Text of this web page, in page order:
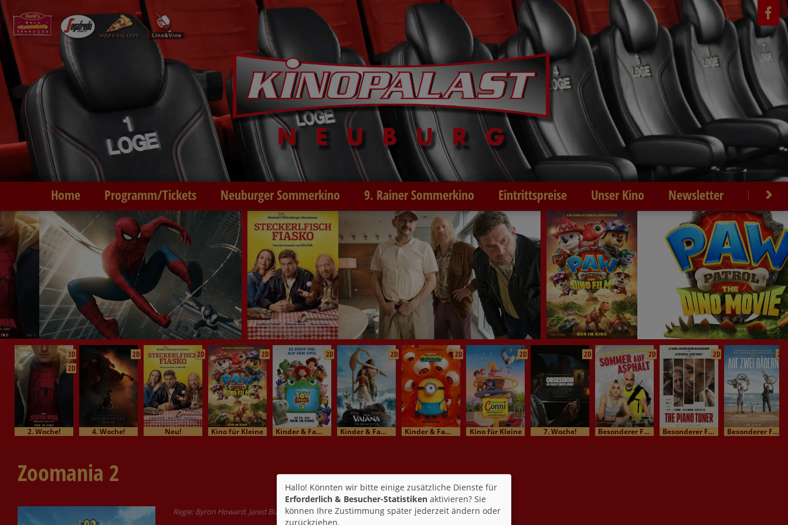
Home Programm/Tickets Neuburger Sommerkino 9. Rainer Sommerkino Eintrittspreise Unser Kino Newsletter Kontakt
3D
2D
2. Woche!
2D
4. Woche!
2D
Neu!
2D
Kino für Kleine
2D
Kinder & Familienkino
2D
Kinder & Familienkino
2D
Kinder & Familienkino
2D
Kino für Kleine
2D
7. Woche!
2D
Besonderer Film / Kinomatinee
2D
Besonderer Film / Kinomatinee
2D
Besonderer Film / Kinomatinee
Zoomania 2
Regie: Byron Howard, Jared Bush 1. Mit Josefine Preuß, Ginnifer Goodwin, Florian Halm
Hallo! Könnten wir bitte einige zusätzliche Dienste für
Erforderlich & Besucher-Statistiken aktivieren? Sie
können Ihre Zustimmung später jederzeit ändern oder
zurückziehen.